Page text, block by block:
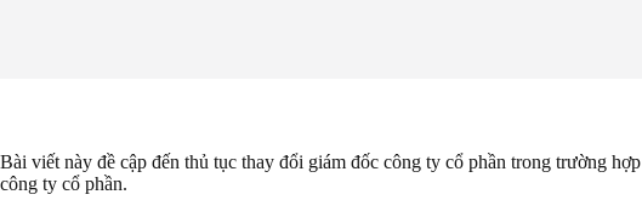
Bài viết này đề cập đến thủ tục thay đổi giám đốc công ty cổ phần trong trường
công ty cổ phần.